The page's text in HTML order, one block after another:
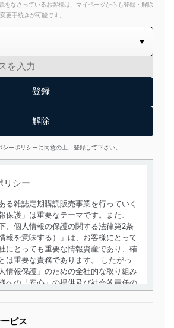
をなさっているお客様は、マイページからも登録・解除
更手続きが可能です。
シーポリシーに同意の上、登録して下さい。
リシー
る雑誌定期購読販売事業を行っていく
保護」は重要なテーマです。また、
、個人情報の保護の関する法律第2条
報を意味する）」は、お客様にとって
にとっても重要な情報資産であり、確
は重要な責務であります。 したがっ
情報保護」のための全社的な取り組み
への「安心」の提供及び社会的責任の
利用・提供について
ビス